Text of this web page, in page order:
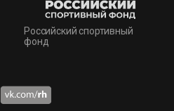
Российский спортивный
фонд